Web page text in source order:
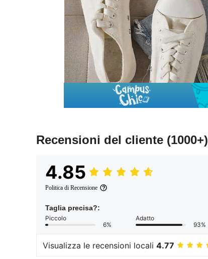
Recensioni del cliente (1000+)
4.85
Politica di Recensione
Taglia precisa?:
Piccolo
6%
Adatto
93%
Visualizza le recensioni locali 4.77